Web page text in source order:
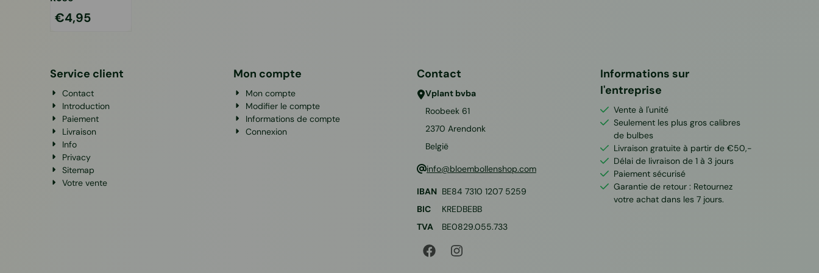
€4,95
Service client
Contact
Introduction
Paiement
Livraison
Info
Privacy
Sitemap
Votre vente
Mon compte
Mon compte
Modifier le compte
Informations de compte
Connexion
Contact
Vplant bvba
Roobeek 61
2370 Arendonk
België
info@bloembollenshop.com
IBAN BE84 7310 1207 5259
BIC
KREDBEBB
TVA
BE0829.055.733
Informations sur
l'entreprise
Vente à l'unité
Seulement les plus gros calibres
de bulbes
Livraison gratuite à partir de €50,-
Délai de livraison de 1 à 3 jours
Paiement sécurisé
Garantie de retour : Retournez
votre achat dans les 7 jours.